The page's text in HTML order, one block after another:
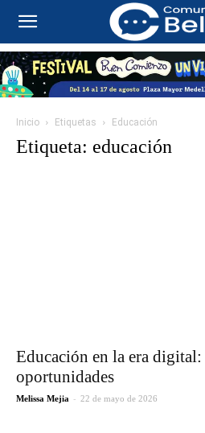
Inicio Etiquetas Educación
Etiqueta: educación
Educación en la era
oportunidades
Melissa Mejia - 22 de mayo de 2026